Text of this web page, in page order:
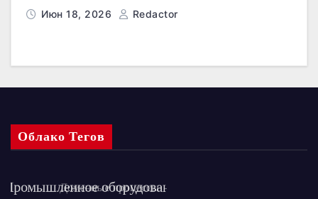
Июн 18, 2026 Redactor
Облако Тегов